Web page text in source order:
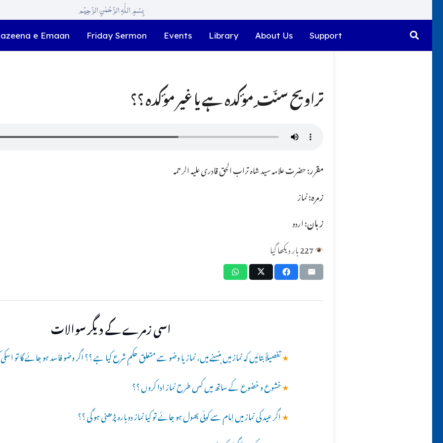
بِسْمِ اللّٰہِ الرَّحْمٰنِ الرَّحِیْم
e Emaan Friday Sermon Events Library About Us Support
تراویح سنّت ِ مؤکدہ ہے یا غیر مؤکدہ ؟؟
مقرر:حضرت علامہ سید شاہ تراب الحق قادری علیہ الرحمہ
زمرہ:نماز
زبان:اردو
227بار دیکھا گیا
اسی زمرے کے دیگر سوالات
★تفصیلاً بتائیں کہ نماز میں ہنسنے میں، نماز یا وضو سے متعلق حکمِ شرع کیا ہے ؟؟ اگر وضو فاسد ہو جائے گا تو
★خشوع و خضوع کے ساتھ میں کس طرح نماز ادا کروں ؟؟
★اگر عید کی نماز میں اِمام سے کوئی بھول ہو جائے تو کیا نماز دوبارہ پڑھنی ہو گی ؟؟